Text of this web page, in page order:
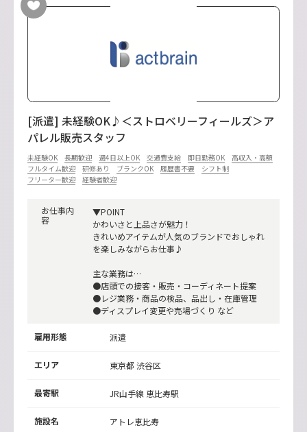
[派遣] 未経験OK♪＜ストロベリーフィールズ＞ア
パレル販売スタッフ
未経験OK 長期歓迎 週4日以上OK 交通費支給 即日勤務OK
高収入・高額
フルタイム歓迎
研修あり ブランクOK 履歴書不要
シフト制
フリーター歓迎
経験者歓迎
お仕事内
容
▼POINT
かわいさと上品さが魅力！
きれいめアイテムが人気のブランドでおしゃれ
を楽しみながらお仕事♪
主な業務は…
●店頭での接客・販売・コーディネート提案
●レジ業務・商品の検品、品出し・在庫管理
●ディスプレイ変更や売場づくり など
雇用形態 派遣
エリア 東京都 渋谷区
最寄駅 JR山手線 恵比寿駅
施設名 アトレ恵比寿